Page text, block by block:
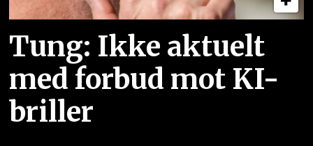
Tung: Ikke aktuelt
med forbud mot KI-
briller